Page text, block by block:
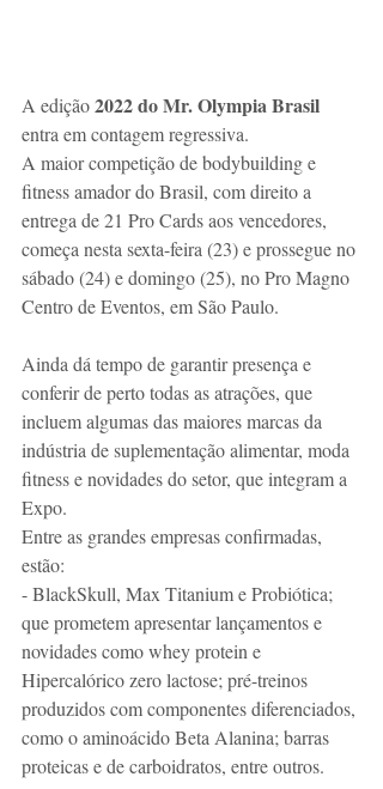
A edição 2022 do Mr. Olympia Brasil
entra em contagem regressiva.
A maior competição de bodybuilding e
fitness amador do Brasil, com direito a
entrega de 21 Pro Cards aos vencedores,
começa nesta sexta-feira (23) e prossegue no
sábado (24) e domingo (25), no Pro Magno
Centro de Eventos, em São Paulo.
Ainda dá tempo de garantir presença e
conferir de perto todas as atrações, que
incluem algumas das maiores marcas da
indústria de suplementação alimentar, moda
fitness e novidades do setor, que integram a
Expo.
Entre as grandes empresas confirmadas,
estão:
- BlackSkull, Max Titanium e Probiótica;
que prometem apresentar lançamentos e
novidades como whey protein e
Hipercalórico zero lactose; pré-treinos
produzidos com componentes diferenciados,
como o aminoácido Beta Alanina; barras
proteicas e de carboidratos, entre outros.